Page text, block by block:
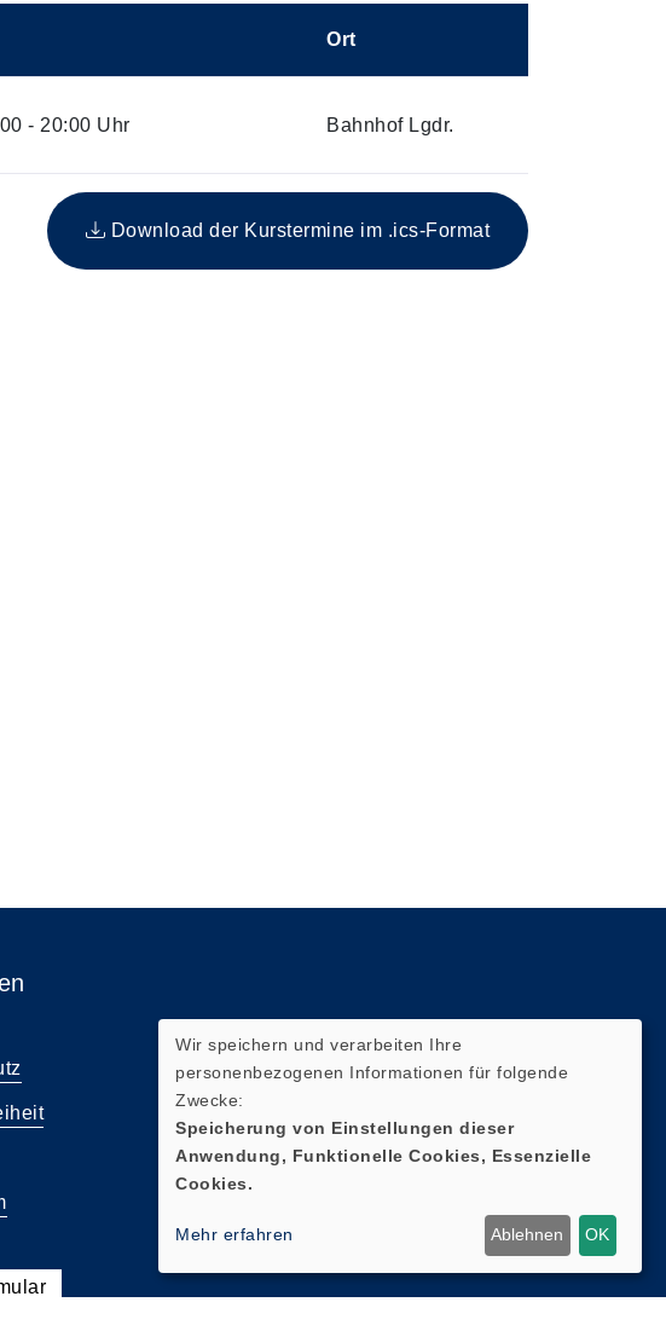
Ort
- 20:00 Uhr Bahnhof Lgdr.
Download der Kurstermine im .ics-Format
Wir speichern und verarbeiten Ihre
personenbezogenen Informationen für folgende
Zwecke:
Speicherung von Einstellungen dieser
Anwendung, Funktionelle Cookies, Essenzielle
Cookies.
Mehr erfahren Ablehnen OK